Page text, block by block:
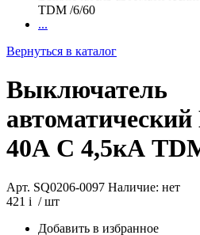
TDM /6/60
...
Вернуться в каталог
Выключатель
40А C 4,5кА
Арт. SQ0206-0097 Наличие: нет
421 i / шт
Добавить в избранное